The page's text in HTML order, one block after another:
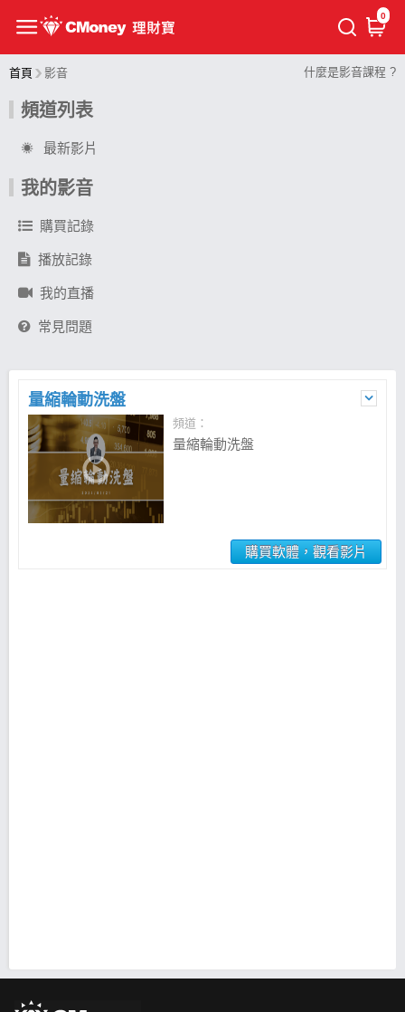
0
首頁 影音 什麼是影音課程 ?
頻道列表
最新影片
我的影音
購買記錄
播放記錄
我的直播
常見問題
量縮輪動洗盤
頻道：
量縮輪動洗盤
購買軟體，觀看影片